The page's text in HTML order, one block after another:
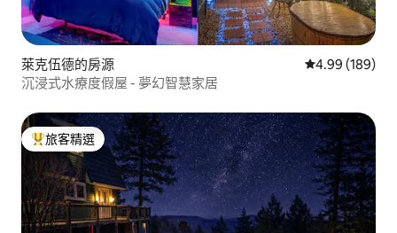
萊克伍德的房源 從 189 則評價
4.99 (189)
沉浸式水療度假屋 - 夢幻智慧家居
旅客精選榜首
旅客精選